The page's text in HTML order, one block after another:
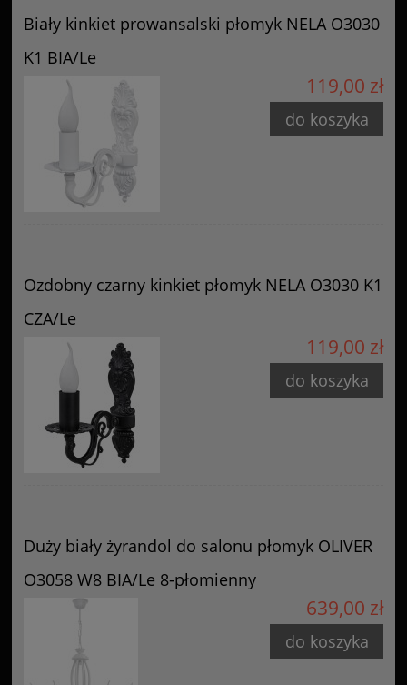
Biały kinkiet prowansalski płomyk NELA O3030
K1 BIA/Le
119,00 zł
do koszyka
Ozdobny czarny kinkiet płomyk NELA O3030 K1
CZA/Le
119,00 zł
do koszyka
Duży biały żyrandol do salonu płomyk OLIVER
O3058 W8 BIA/Le 8-płomienny
639,00 zł
do koszyka